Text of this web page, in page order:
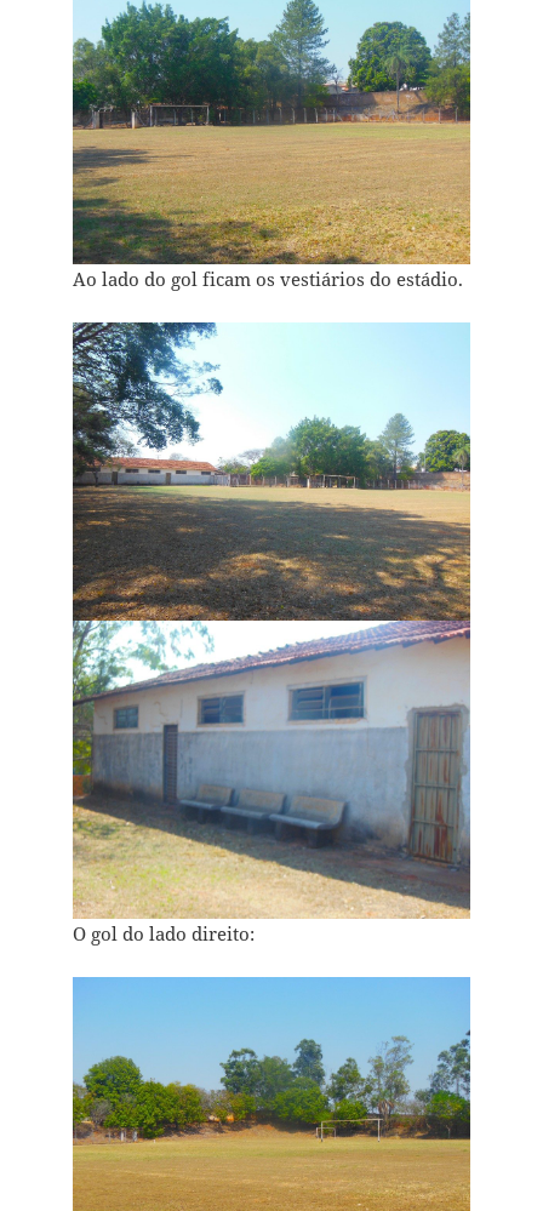
Ao lado do gol ficam os vestiários do estádio.
O gol do lado direito: